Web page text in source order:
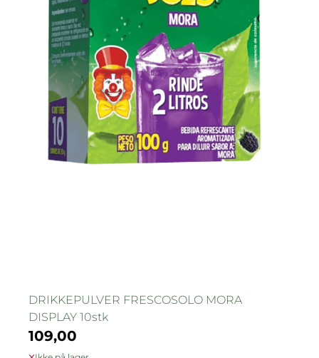
DRIKKEPULVER FRESCOSOLO MORA
DISPLAY 10stk
109,00